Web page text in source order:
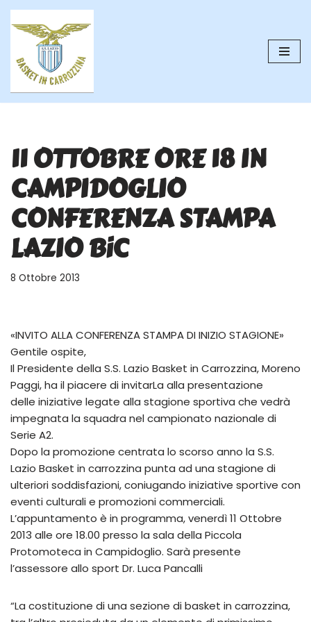
contenuto
11 OTTOBRE ORE 18 IN
CAMPIDOGLIO
CONFERENZA STAMPA
LAZIO BiC
8 Ottobre 2013
«INVITO ALLA CONFERENZA STAMPA DI INIZIO STAGIONE»
Gentile ospite,
Il Presidente della S.S. Lazio Basket in Carrozzina, Moreno
Paggi, ha il piacere di invitarLa alla presentazione
delle iniziative legate alla stagione sportiva che vedrà
impegnata la squadra nel campionato nazionale di
Serie A2.
Dopo la promozione centrata lo scorso anno la S.S.
Lazio Basket in carrozzina punta ad una stagione di
ulteriori soddisfazioni, coniugando iniziative sportive con
eventi culturali e promozioni commerciali.
L’appuntamento è in programma, venerdì 11 Ottobre
2013 alle ore 18.00 presso la sala della Piccola
Protomoteca in Campidoglio. Sarà presente
l’assessore allo sport Dr. Luca Pancalli
“La costituzione di una sezione di basket in carrozzina,